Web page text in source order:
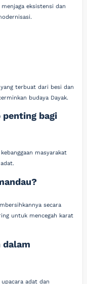
eksistensi dan
terbuat dari besi dan
budaya Dayak.
penting bagi
masyarakat
secara
untuk mencegah karat
dalam
adat dan